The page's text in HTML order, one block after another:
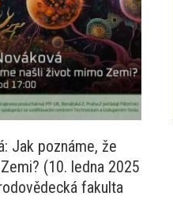
Jak poznáme, že
(10. ledna 2025
fakulta